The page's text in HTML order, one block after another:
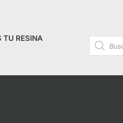
TU RESINA